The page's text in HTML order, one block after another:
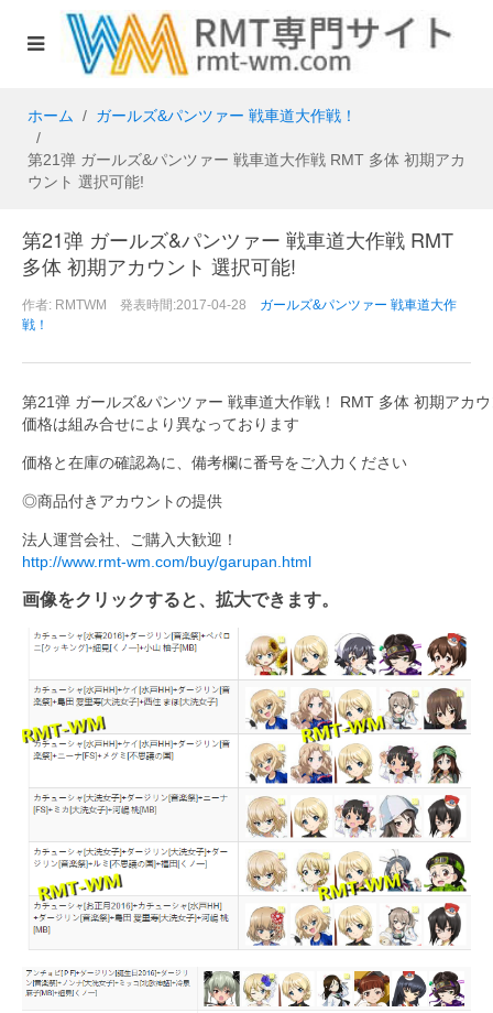
ホーム ガールズ&パンツァー 戦車道大作戦！
第21弹 ガールズ&パンツァー 戦車道大作戦 RMT 多体 初期アカ
ウント 選択可能!
第21弹 ガールズ&パンツァー 戦車道大作戦 RMT
多体 初期アカウント 選択可能!
作者: RMTWM 発表時間:2017-04-28 ガールズ&パンツァー 戦車道大作
戦！
第21弹 ガールズ&パンツァー 戦車道大作戦！ RMT 多体 初期アカ
価格は組み合せにより異なっております
価格と在庫の確認為に、備考欄に番号をご入力ください
◎商品付きアカウントの提供
法人運営会社、ご購入大歓迎！
http://www.rmt-wm.com/buy/garupan.html
画像をクリックすると、拡大できます。